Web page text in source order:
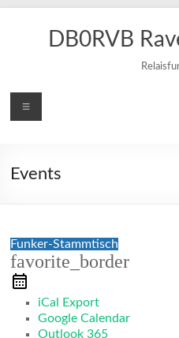
DB0RVB
Menü
Events
Funker-Stammtisch
favorite_border
iCal Export
Google Calendar
Outlook 365